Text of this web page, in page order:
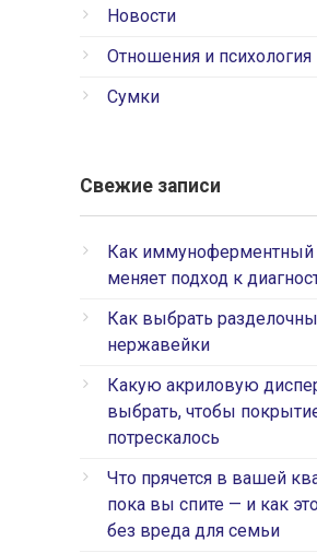
Новости
Отношения и психология
Сумки
Свежие записи
Как иммуноферментный
меняет подход к
Как выбрать
нержавейки
Какую акриловую
выбрать, чтобы
потрескалось
Что прячется в вашей
пока вы спите — и как
без вреда для семьи